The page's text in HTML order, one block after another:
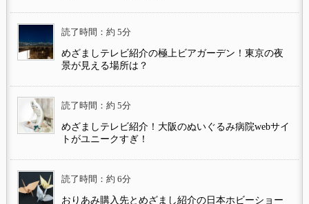
読了時間：約 5分
めざましテレビ紹介の極上ビアガーデン！東京の夜
景が見える場所は？
読了時間：約 5分
めざましテレビ紹介！大阪のぬいぐるみ病院webサイ
トがユニークすぎ！
読了時間：約 6分
おりあみ購入先とめざまし紹介の日本ホビーショー